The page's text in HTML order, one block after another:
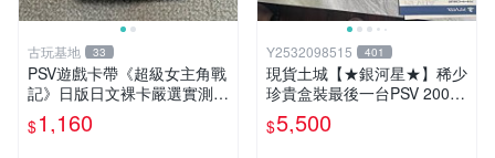
古玩基地 33
PSV遊戲卡帶《超級女主角戰
記》日版日文裸卡嚴選實測正
常索尼專用 超級女主角戰記
PSV 日版 裸卡
$1,160
Y2532098515 401
現貨土城【★銀河星★】稀少
珍貴盒裝最後一台PSV 2000
主機.PSV2000 品質保證日版
可轉換中文
$5,500